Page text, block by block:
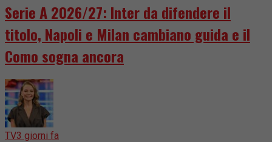
Serie A 2026/27: Inter da difendere il
titolo, Napoli e Milan cambiano guida e il
Como sogna ancora
TV3 giorni fa